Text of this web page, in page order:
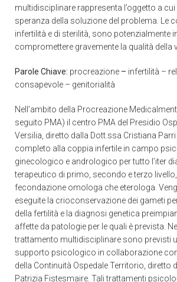
multidisciplinare rappresenta l’oggetto a cui
speranza della soluzione del problema. Le
infertilità e di sterilità, sono potenzialmente
compromettere gravemente la qualità della
Parole Chiave: procreazione – infertilità –
consapevole – genitorialità
Nell’ambito della Procreazione
seguito PMA) il centro PMA del Presidio
Versilia, diretto dalla Dott.ssa Cristiana
completo alla coppia infertile in campo
ginecologico e andrologico per tutto l’iter
terapeutico di primo, secondo e terzo
fecondazione omologa che eterologa.
eseguite la crioconservazione dei gameti
della fertilità e la diagnosi genetica
affette da patologie per le quali è prevista.
trattamento multidisciplinare sono previsti
supporto psicologico in collaborazione
della Continuità Ospedale Territorio, diretto
Patrizia Fistesmaire. Tali trattamenti